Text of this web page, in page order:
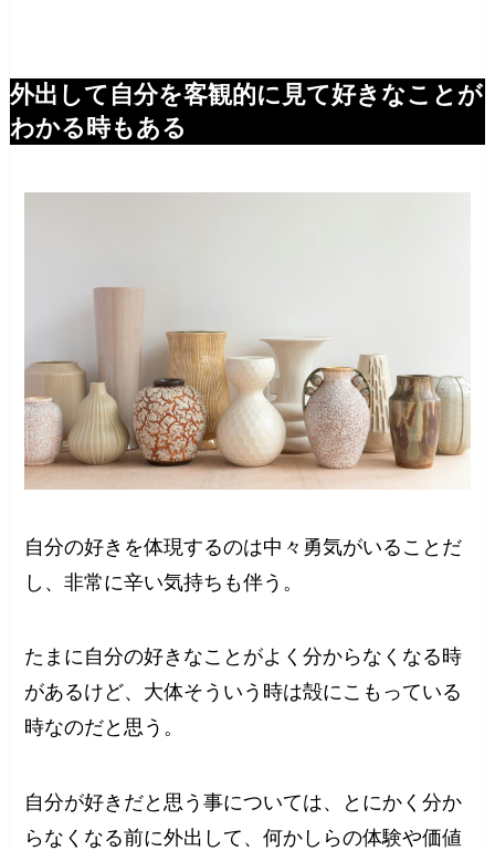
外出して自分を客観的に見て好きなことが
わかる時もある
自分の好きを体現するのは中々勇気がいることだ
し、非常に辛い気持ちも伴う。
たまに自分の好きなことがよく分からなくなる時
があるけど、大体そういう時は殻にこもっている
時なのだと思う。
自分が好きだと思う事については、とにかく分か
らなくなる前に外出して、何かしらの体験や価値